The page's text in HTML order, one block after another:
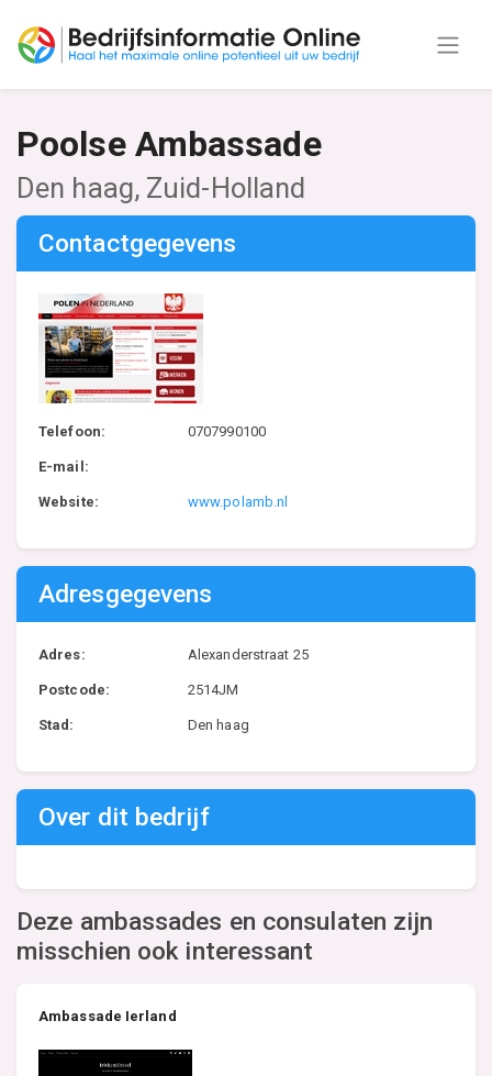
Poolse Ambassade
Den haag, Zuid-Holland
Contactgegevens
Telefoon: 0707990100
E-mail:
Website: www.polamb.nl
Adresgegevens
Adres: Alexanderstraat 25
Postcode: 2514JM
Stad: Den haag
Over dit bedrijf
Deze ambassades en consulaten zijn
misschien ook interessant
Ambassade Ierland